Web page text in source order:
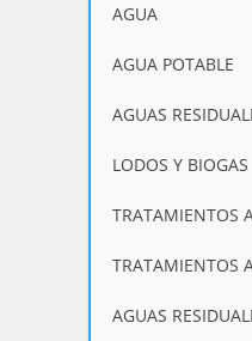
AGUA
AGUA POTABLE
AGUAS
LODOS Y BIOGAS
TRATAMIENTOS
TRATAMIENTOS
AGUAS